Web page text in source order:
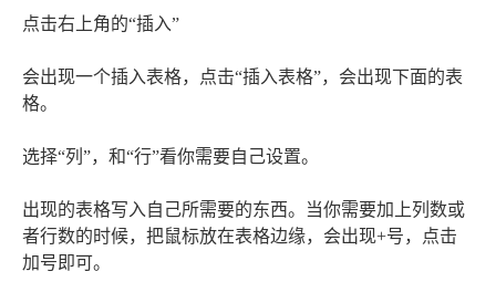
点击右上角的“插入”
会出现一个插入表格，点击“插入表格”，会出现下面的表
格。
选择“列”，和“行”看你需要自己设置。
出现的表格写入自己所需要的东西。当你需要加上列数或
者行数的时候，把鼠标放在表格边缘，会出现+号，点击
加号即可。